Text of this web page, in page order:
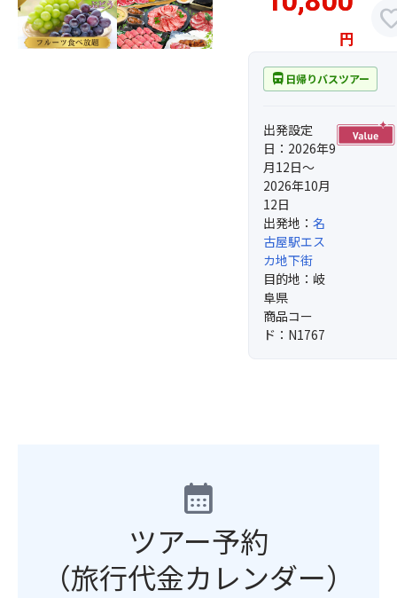
円
directions_bus 日帰りバスツアー
出発設定
日：2026年9
月12日～
2026年10月
12日
出発地： 名
古屋駅エス
カ地下街
目的地：岐
阜県
商品コー
ド：N1767
calendar_month
ツアー予約
（旅行代金カレンダー）